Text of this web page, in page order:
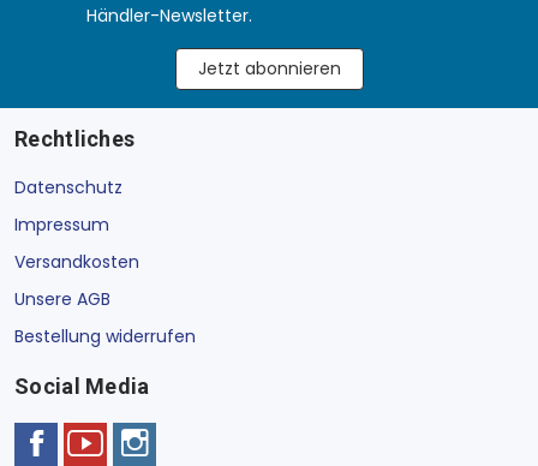
Händler-Newsletter.
Jetzt abonnieren
Rechtliches
Datenschutz
Impressum
Versandkosten
Unsere AGB
Bestellung widerrufen
Social Media